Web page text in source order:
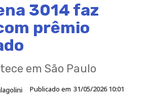
3014 faz
prêmio
em São Paulo
Publicado em 31/05/2026 10:01